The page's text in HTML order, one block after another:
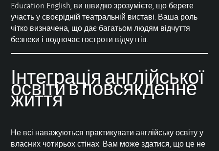
Education English, ви швидко зрозумієте, що берете
участь у своєрідній театральній виставі. Ваша роль
чітко визначена, що дає багатьом людям відчуття
безпеки і водночас гостроти відчуттів.
Інтеграція англійської
освіти в повсякденне
життя
Не всі наважуються практикувати англійську освіту у
власних чотирьох стінах. Вам може здатися, що це не